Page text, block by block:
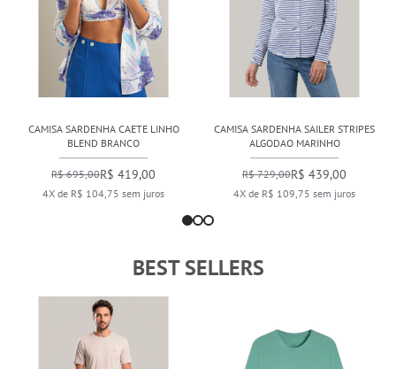
CAMISA SARDENHA CAETE LINHO
BLEND BRANCO
R$ 695,00R$ 419,00
4X de R$ 104,75 sem juros
CAMISA SARDENHA SAILER STRIPES
ALGODAO MARINHO
R$ 729,00R$ 439,00
4X de R$ 109,75 sem juros
BEST SELLERS